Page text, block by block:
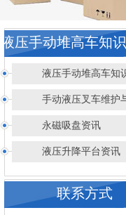
液压手动堆高车知
液压手动堆高车知
手动液压叉车维护
永磁吸盘资讯
液压升降平台资讯
联系方式